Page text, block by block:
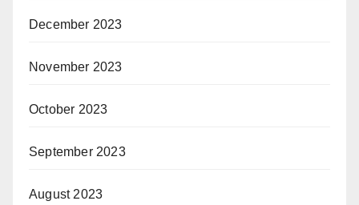
December 2023
November 2023
October 2023
September 2023
August 2023